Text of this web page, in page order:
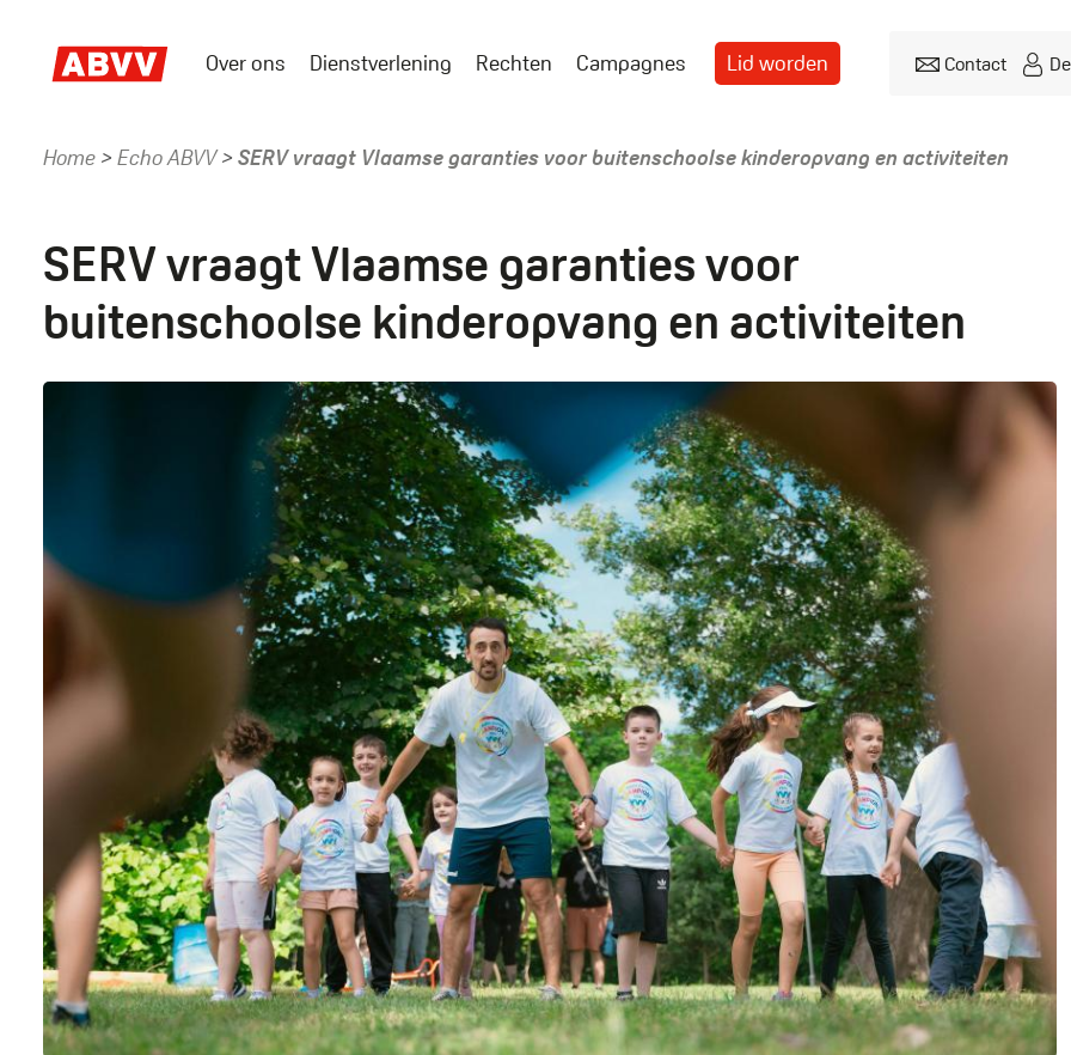
Over ons Dienstverlening Rechten Campagnes Lid worden Contact
Home Echo ABVV SERV vraagt Vlaamse garanties voor buitenschoolse kinderopvang en activiteiten
SERV vraagt Vlaamse garanties voor
buitenschoolse kinderopvang en activiteiten